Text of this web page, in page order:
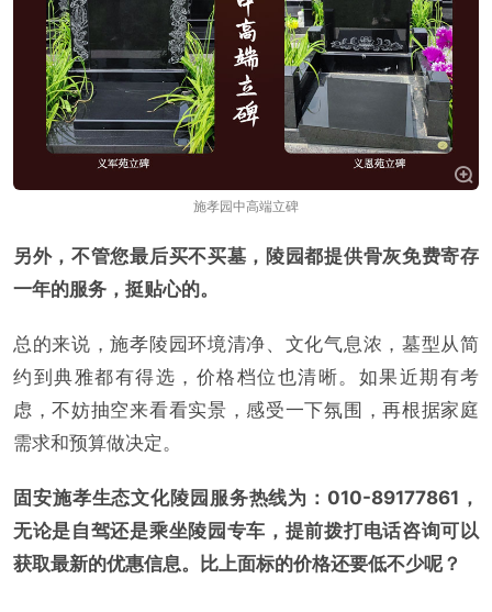
施孝园中高端立碑
另外，不管您最后买不买墓，陵园都提供骨灰免费寄存
一年的服务，挺贴心的。
总的来说，施孝陵园环境清净、文化气息浓，墓型从简
约到典雅都有得选，价格档位也清晰。如果近期有考
虑，不妨抽空来看看实景，感受一下氛围，再根据家庭
需求和预算做决定。
固安施孝生态文化陵园服务热线为：010-89177861，
无论是自驾还是乘坐陵园专车，提前拨打电话咨询可以
获取最新的优惠信息。比上面标的价格还要低不少呢？